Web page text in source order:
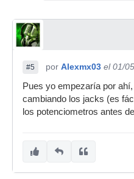
#5 por Alexmx03 el 01/
Pues yo empezaría por
cambiando los jacks (es
los potenciometros antes